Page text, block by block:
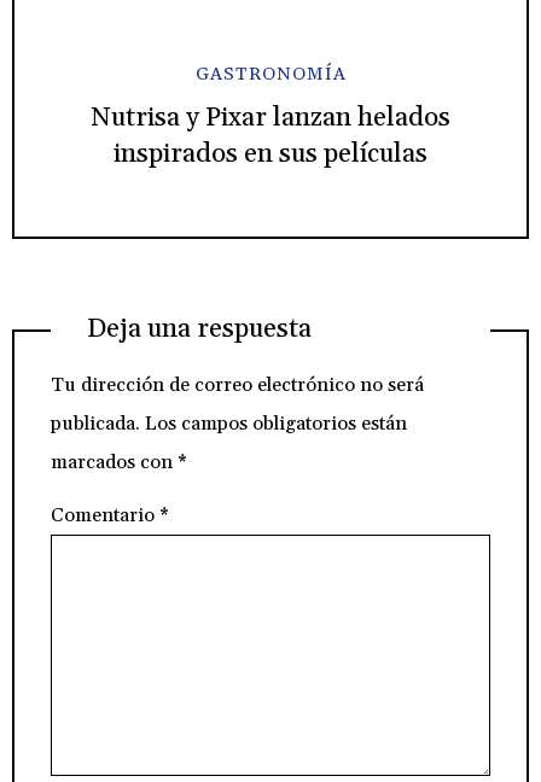
GASTRONOMÍA
Nutrisa y Pixar lanzan helados
inspirados en sus películas
Deja una respuesta
Tu dirección de correo electrónico no será
publicada. Los campos obligatorios están
marcados con *
Comentario *